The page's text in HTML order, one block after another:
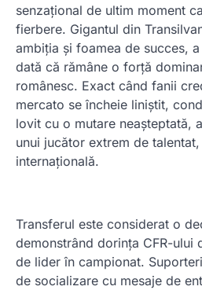
senzațional de ultim moment
fierbere. Gigantul din
ambiția și foamea de succes,
dată că rămâne o forță
românesc. Exact când fanii
mercato se încheie liniștit,
lovit cu o mutare neașteptată,
unui jucător extrem de
internațională.
Transferul este considerat o
demonstrând dorința CFR-ului
de lider în campionat.
de socializare cu mesaje de